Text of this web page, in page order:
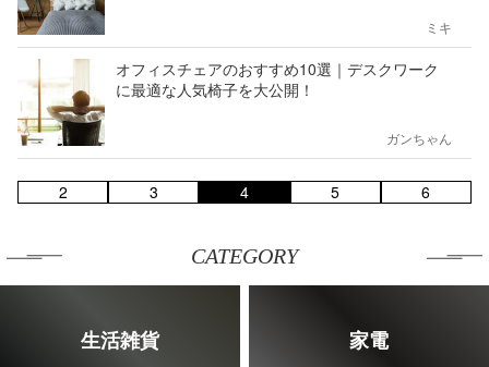
ミキ
オフィスチェアのおすすめ10選｜デスクワーク
に最適な人気椅子を大公開！
ガンちゃん
2 3 4 5 6
CATEGORY
生活雑貨 家電